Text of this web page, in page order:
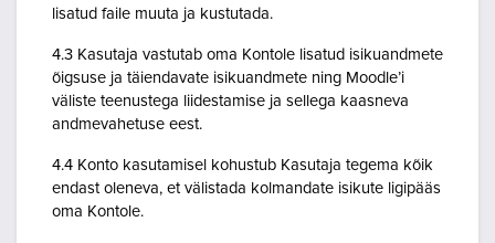
lisatud faile muuta ja kustutada.
4.3 Kasutaja vastutab oma Kontole lisatud isikuandmete
õigsuse ja täiendavate isikuandmete ning Moodle’i
väliste teenustega liidestamise ja sellega kaasneva
andmevahetuse eest.
4.4 Konto kasutamisel kohustub Kasutaja tegema kõik
endast oleneva, et välistada kolmandate isikute ligipääs
oma Kontole.